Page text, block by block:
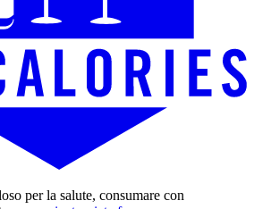
per la salute, consumare con